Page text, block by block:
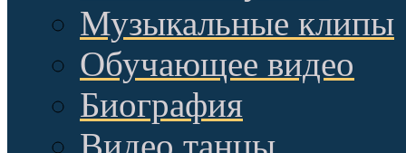
Музыкальные клипы
Обучающее видео
Биография
Видео танцы